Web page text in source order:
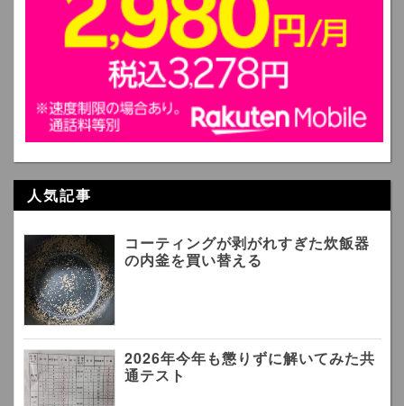
人気記事
コーティングが剥がれすぎた炊飯器
の内釜を買い替える
2026年今年も懲りずに解いてみた共
通テスト